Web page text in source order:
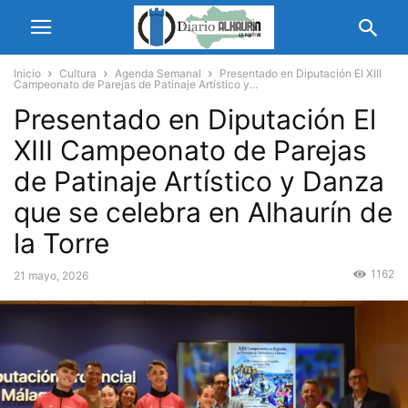
Inicio Cultura Agenda Semanal
Presentado en Diputación El XIII
Campeonato de Parejas de Patinaje Artístico y...
Presentado en Diputación El
XIII Campeonato de Parejas
de Patinaje Artístico y Danza
que se celebra en Alhaurín de
la Torre
21 mayo, 2026 1162